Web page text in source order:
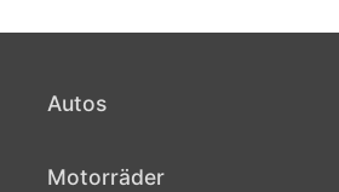
Autos
Motorräder